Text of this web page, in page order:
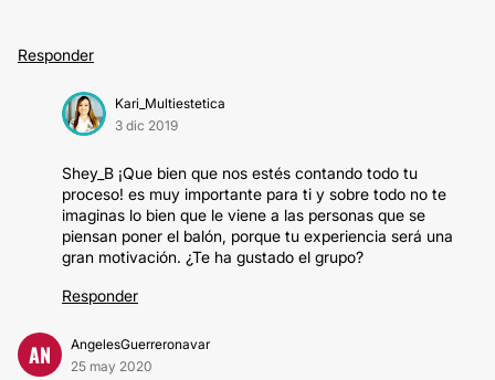
Responder
Kari_Multiestetica
3 dic 2019
Shey_B ¡Que bien que nos estés contando todo tu
proceso! es muy importante para ti y sobre todo no te
imaginas lo bien que le viene a las personas que se
piensan poner el balón, porque tu experiencia será una
gran motivación. ¿Te ha gustado el grupo?
Responder
AN
AngelesGuerreronavar
25 may 2020